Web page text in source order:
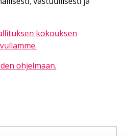
kokouksen
ohjelmaan.